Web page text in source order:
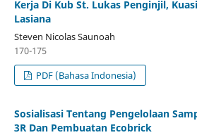
Kerja Di Kub St. Lukas Penginjil,
Lasiana
Steven Nicolas Saunoah
170-175
PDF (Bahasa Indonesia)
Sosialisasi Tentang Pengelolaan
3R Dan Pembuatan Ecobrick